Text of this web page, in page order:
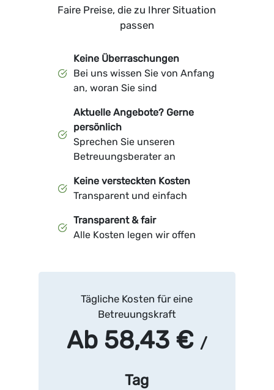
Faire Preise, die zu Ihrer Situation
passen
Keine Überraschungen
Bei uns wissen Sie von Anfang
an, woran Sie sind
Aktuelle Angebote? Gerne
persönlich
Sprechen Sie unseren
Betreuungsberater an
Keine versteckten Kosten
Transparent und einfach
Transparent & fair
Alle Kosten legen wir offen
Tägliche Kosten für eine
Betreuungskraft
Ab 58,43 € /
Tag